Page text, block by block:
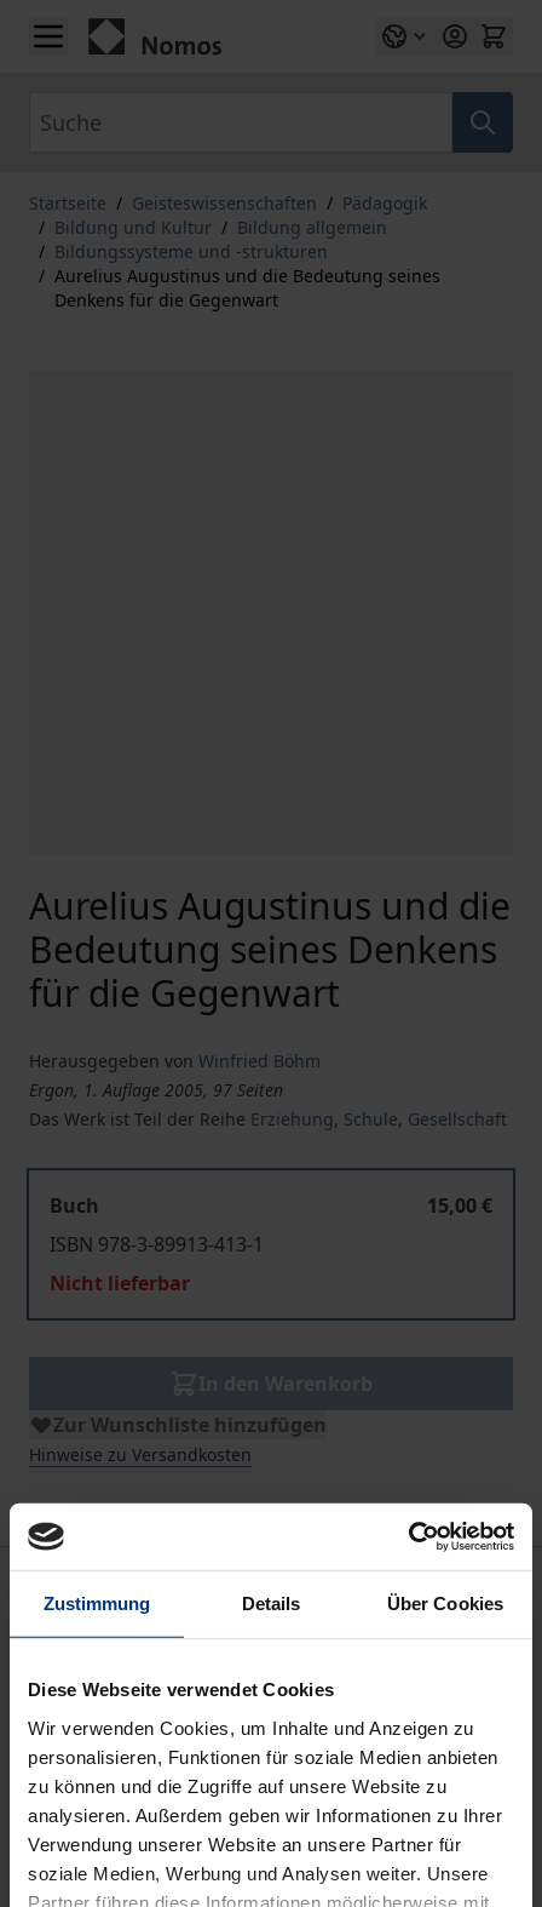
Zustimmung Details Über Cookies
Diese Webseite verwendet Cookies
Wir verwenden Cookies, um Inhalte und Anzeigen zu
personalisieren, Funktionen für soziale Medien anbieten
zu können und die Zugriffe auf unsere Website zu
analysieren. Außerdem geben wir Informationen zu Ihrer
Verwendung unserer Website an unsere Partner für
soziale Medien, Werbung und Analysen weiter. Unsere
Partner führen diese Informationen möglicherweise mit
Zum Inhalt springen
Startseite / Geisteswissenschaften / Pädagogik
/ Bildung und Kultur / Bildung allgemein
/ Bildungssysteme und -strukturen
/ Aurelius Augustinus und die Bedeutung seines
Denkens für die Gegenwart
Aurelius Augustinus und die
Bedeutung seines Denkens
für die Gegenwart
Herausgegeben von Winfried Böhm
Ergon, 1. Auflage 2005, 97 Seiten
Das Werk ist Teil der Reihe Erziehung, Schule, Gesellschaft
Buch
15,00 €
ISBN 978-3-89913-413-1
Nicht lieferbar
Zur Wunschliste hinzufügen
Hinweise zu Versandkosten
Bibliografische Angaben
1
ISBN
978-3-89913-413-1
Erscheinungsdatum
01.03.2005